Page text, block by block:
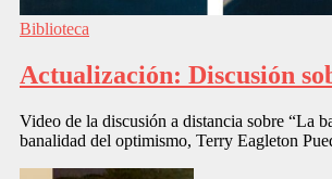
Biblioteca
Actualización: Discusión
Video de la discusión a distancia sobre
banalidad del optimismo, Terry Eagleton